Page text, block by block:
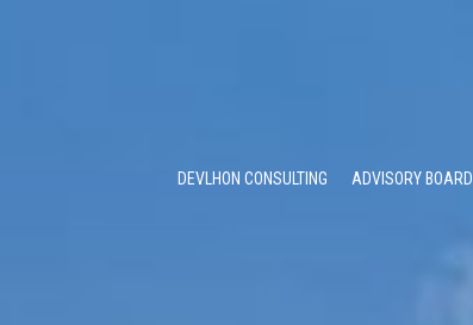
DEVLHON CONSULTING ADVISORY BOARD